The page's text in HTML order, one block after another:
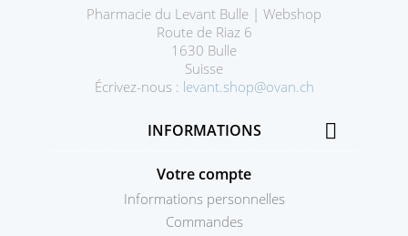
Pharmacie du Levant Bulle | Webshop
Route de Riaz 6
1630 Bulle
Suisse
Écrivez-nous : levant.shop@ovan.ch
INFORMATIONS 
Votre compte
Informations personnelles
Commandes